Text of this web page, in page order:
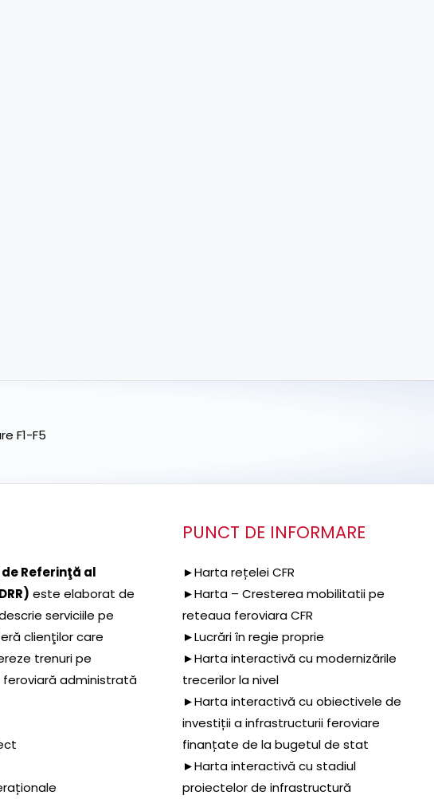
F1-F5
Referinţă al
este elaborat de
serviciile pe
clienţilor care
trenuri pe
administrată
PUNCT DE INFORMARE
►Harta rețelei CFR
►Harta – Cresterea mobilitatii pe
reteaua feroviara CFR
►Lucrări în regie proprie
►Harta interactivă cu modernizările
trecerilor la nivel
►Harta interactivă cu obiectivele de
investiții a infrastructurii feroviare
finanțate de la bugetul de stat
►Harta interactivă cu stadiul
proiectelor de infrastructură